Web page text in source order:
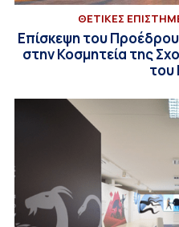
ΘΕΤΙΚΕΣ
Επίσκεψη του
στην Κοσμητεία της
του